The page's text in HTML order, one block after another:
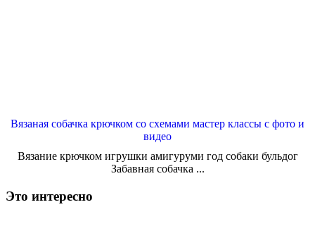
Вязаная собачка крючком со схемами мастер классы с фото и
видео
Вязание крючком игрушки амигуруми год собаки бульдог
Забавная собачка ...
Это интересно